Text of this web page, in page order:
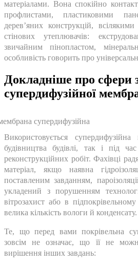
матеріалами. Вона спокійно
профлистами, пластиковими
дерев’яних конструкцій,
стінових утеплювачів:
звичайним пінопластом,
особливість говорить про
Докладніше про сфери
супердифузійної
Використовується
будівництва будівлі, так і під
реконструкційних робіт. Фахівці
матеріал, якщо наявна
поставленим завданням,
укладений з порушенням
вітрозахист або в
велика кількість вологи й конденсату.
Те, що перед вами покрівельна
зовсім не означає, що її не
вирішення інших завдань: